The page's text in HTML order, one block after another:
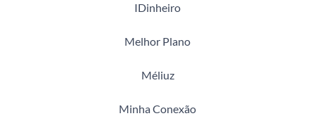
IDinheiro
Melhor Plano
Méliuz
Minha Conexão